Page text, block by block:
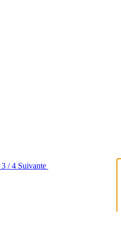
3 / 4 Suivante